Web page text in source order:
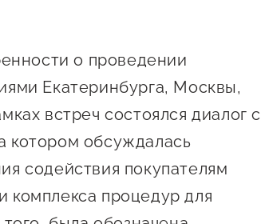
о проведении
Екатеринбурга, Москвы,
встреч состоялся диалог с
обсуждалась
содействия покупателям
процедур для